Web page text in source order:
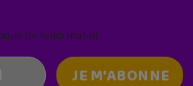
(le lundi matin)